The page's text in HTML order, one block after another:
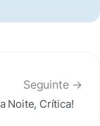
Seguinte →
Noite, Crítica!